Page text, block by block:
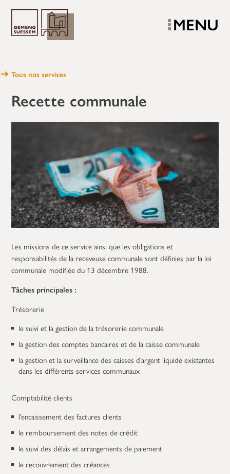
MENU
Tous nos services
Recette communale
Les missions de ce service ainsi que les obligations et
responsabilités de la receveuse communale sont définies par la loi
communale modifiée du 13 décembre 1988.
Tâches principales :
Trésorerie
le suivi et la gestion de la trésorerie communale
la gestion des comptes bancaires et de la caisse communale
la gestion et la surveillance des caisses d’argent liquide existantes
dans les différents services communaux
Comptabilité clients
l’encaissement des factures clients
le remboursement des notes de crédit
le suivi des délais et arrangements de paiement
le recouvrement des créances